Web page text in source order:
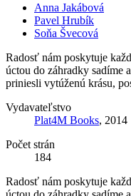
Anna Jakábová
Pavel Hrubík
Soňa Švecová
Radosť nám poskytuje
úctou do záhradky sadíme
priniesli vytúženú krásu,
Vydavateľstvo
Plat4M Books, 2014
Počet strán
184
Radosť nám poskytuje